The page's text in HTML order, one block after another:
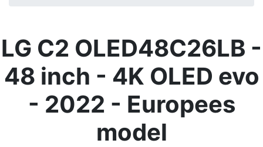
Pays de livraison
Accueil
Baisses de prix
Paramètres
LG C2 OLED48C26LB -
48 inch - 4K OLED evo
- 2022 - Europees
model